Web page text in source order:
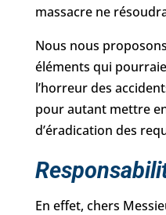
massacre ne
Nous nous
éléments qui
l’horreur des
pour autant mettre
d’éradication des
En effet, chers